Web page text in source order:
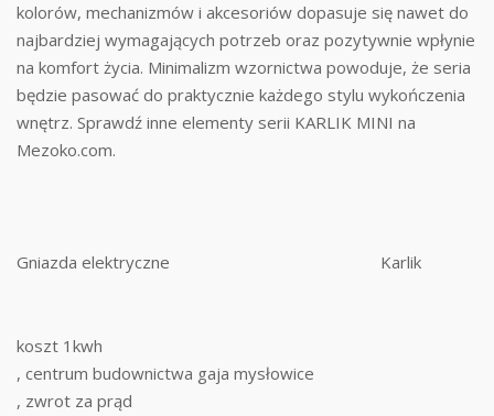
kolorów, mechanizmów i akcesoriów dopasuje się nawet do
najbardziej wymagających potrzeb oraz pozytywnie wpłynie
na komfort życia. Minimalizm wzornictwa powoduje, że seria
będzie pasować do praktycznie każdego stylu wykończenia
wnętrz. Sprawdź inne elementy serii KARLIK MINI na
Mezoko.com.
Gniazda elektryczne Karlik
koszt 1kwh
, centrum budownictwa gaja mysłowice
, zwrot za prąd